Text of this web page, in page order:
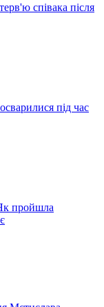
співака після
під час
пройшла